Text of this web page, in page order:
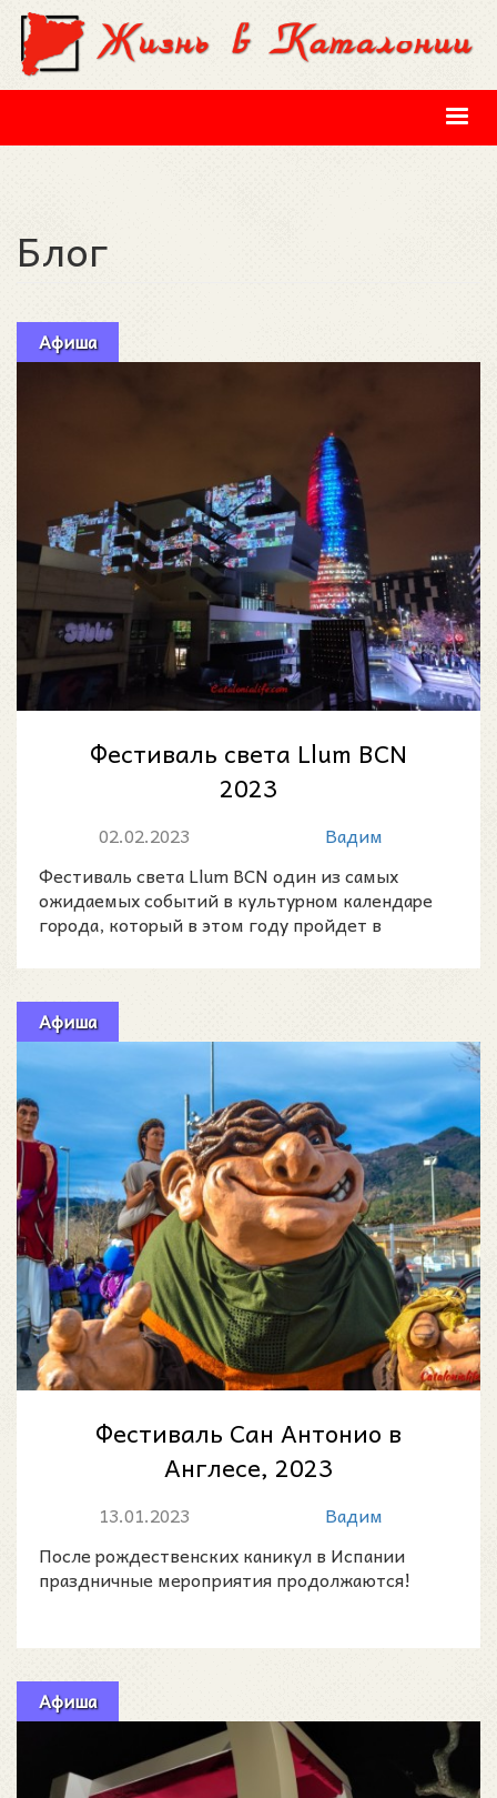
Перейти к основному содержанию
Блог
Афиша
Фестиваль света Llum BCN
2023
02.02.2023
Вадим
Фестиваль света Llum BCN один из самых
ожидаемых событий в культурном календаре
города, который в этом году пройдет в
Афиша
Фестиваль Сан Антонио в
Англесе, 2023
13.01.2023
Вадим
После рождественских каникул в Испании
праздничные мероприятия продолжаются!
Афиша